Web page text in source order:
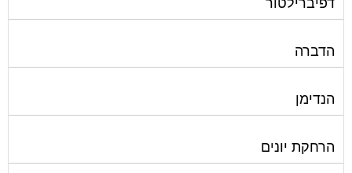
דפיברילטור
הדברה
הנדימן
הרחקת יונים